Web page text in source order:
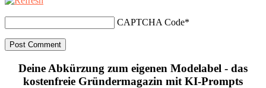
CAPTCHA Code*
Deine Abkürzung zum eigenen Modelabel - das
kostenfreie Gründermagazin mit KI-Prompts